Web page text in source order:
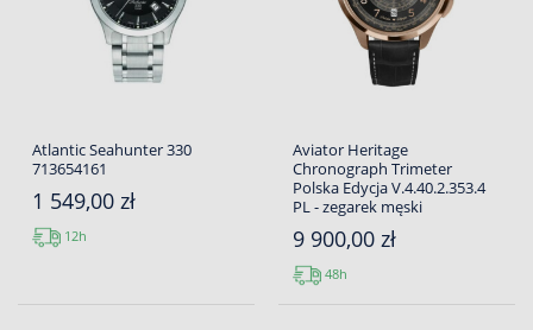
Atlantic Seahunter 330
713654161
1 549,00 zł
12h
Aviator Heritage
Chronograph Trimeter
Polska Edycja V.4.40.2.353.4
PL - zegarek męski
9 900,00 zł
48h